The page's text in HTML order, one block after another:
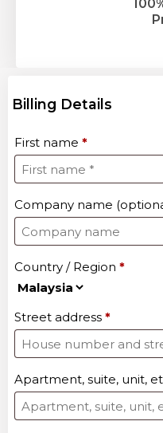
Billing Details
First name *
Company name
Country / Region *
Street address *
Apartment, suite, unit,